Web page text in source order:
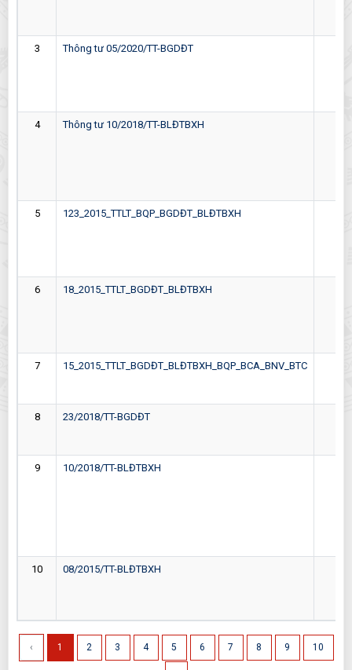
3 Thông tư 05/2020/TT-BGDĐT
4 Thông tư 10/2018/TT-BLĐTBXH
5 123_2015_TTLT_BQP_BGDĐT_BLĐTBXH
6 18_2015_TTLT_BGDĐT_BLĐTBXH
7 15_2015_TTLT_BGDĐT_BLĐTBXH_BQP_BCA_BNV_BTC
8 23/2018/TT-BGDĐT
9 10/2018/TT-BLĐTBXH
10 08/2015/TT-BLĐTBXH
‹ 1 2 3 4 5 6 7 8 9 10